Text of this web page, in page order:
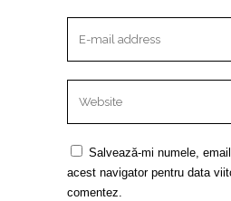
Salvează-mi numele,
acest navigator pentru data
comentez.